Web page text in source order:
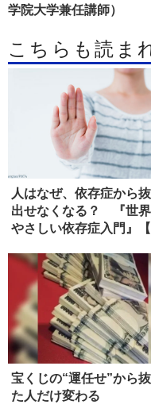
学院大学兼任講師）
こちらも読ま
人はなぜ、依存症から
出せなくなる？ 『世
やさしい依存症入門』
宝くじの“運任せ”から
た人だけ変わる